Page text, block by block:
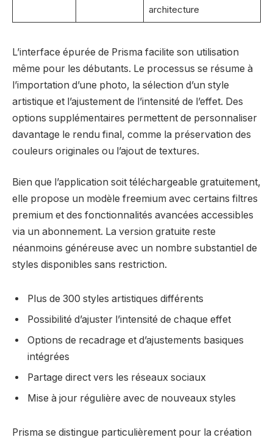
architecture
L’interface épurée de Prisma facilite son utilisation
même pour les débutants. Le processus se résume à
l’importation d’une photo, la sélection d’un style
artistique et l’ajustement de l’intensité de l’effet. Des
options supplémentaires permettent de personnaliser
davantage le rendu final, comme la préservation des
couleurs originales ou l’ajout de textures.
Bien que l’application soit téléchargeable gratuitement,
elle propose un modèle freemium avec certains filtres
premium et des fonctionnalités avancées accessibles
via un abonnement. La version gratuite reste
néanmoins généreuse avec un nombre substantiel de
styles disponibles sans restriction.
Plus de 300 styles artistiques différents
Possibilité d’ajuster l’intensité de chaque effet
Options de recadrage et d’ajustements basiques
intégrées
Partage direct vers les réseaux sociaux
Mise à jour régulière avec de nouveaux styles
Prisma se distingue particulièrement pour la création